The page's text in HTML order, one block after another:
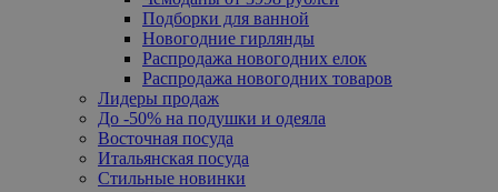
Подборки для ванной
Новогодние гирлянды
Распродажа новогодних елок
Распродажа новогодних товаров
Лидеры продаж
До -50% на подушки и одеяла
Восточная посуда
Итальянская посуда
Стильные новинки